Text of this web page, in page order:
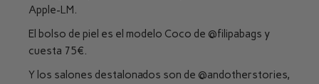
Apple-LM.
El bolso de piel es el modelo Coco de @filipabags y
cuesta 75€.
Y los salones destalonados son de @andotherstories,